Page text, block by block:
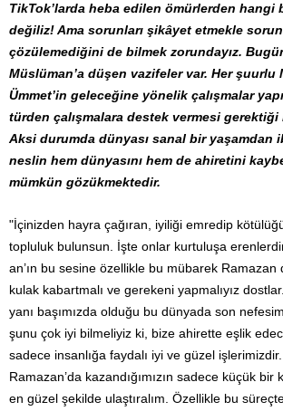
TikTok’larda heba edilen ömürlerden hangi
değiliz! Ama sorunları şikâyet etmekle
çözülemediğini de bilmek zorundayız.
Müslüman’a düşen vazifeler var. Her şuurlu
Ümmet’in geleceğine yönelik çalışmalar
türden çalışmalara destek vermesi
Aksi durumda dünyası sanal bir yaşamdan
neslin hem dünyasını hem de ahiretini
mümkün gözükmektedir.
"İçinizden hayra çağıran, iyiliği emredip
topluluk bulunsun. İşte onlar kurtuluşa
an’ın bu sesine özellikle bu mübarek
kulak kabartmalı ve gerekeni yapmalıyız
yanı başımızda olduğu bu dünyada son
şunu çok iyi bilmeliyiz ki, bize ahirette eşlik
sadece insanlığa faydalı iyi ve güzel
Ramazan’da kazandığımızın sadece küçük bir
en güzel şekilde ulaştıralım. Özellikle bu